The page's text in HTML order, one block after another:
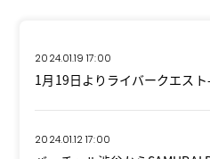
2024.01.19 17:00
1月19日よりライバークエス
2024.01.12 17:00